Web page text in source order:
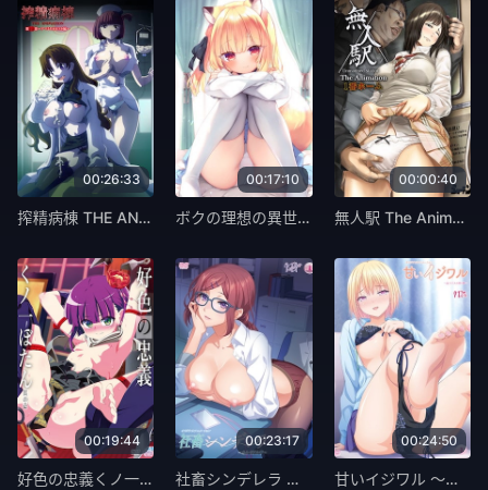
00:26:33
搾精病棟 THE ANIMATION 第10巻 ～アマミヤオオツカ編～ [中文字幕]
00:17:10
ボクの理想の異世界生活 第2話 [中文字幕]
00:00:40
無人駅 The Animation 1番ホーム [中文字幕]
00:19:44
好色の忠義くノ一ぼたん 其の壱[田辺京] [中文字幕]
00:23:17
社畜シンデレラ ～あん・リアル～ [中文字幕]
00:24:50
甘いイジワル ～友パパナメ搾り～ [中文字幕]